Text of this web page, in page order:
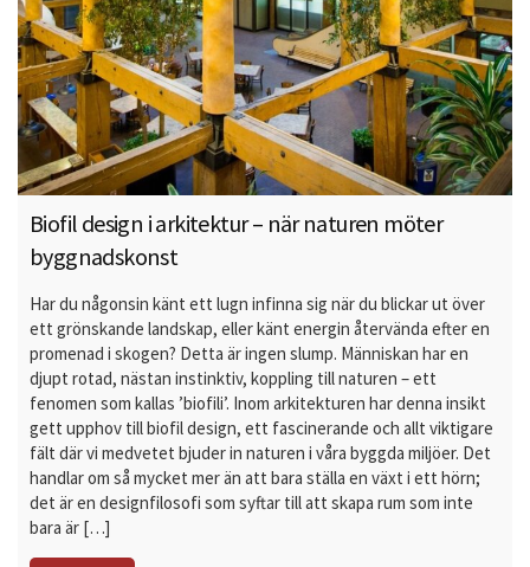
Biofil design i arkitektur – när naturen möter
byggnadskonst
Har du någonsin känt ett lugn infinna sig när du blickar ut över
ett grönskande landskap, eller känt energin återvända efter en
promenad i skogen? Detta är ingen slump. Människan har en
djupt rotad, nästan instinktiv, koppling till naturen – ett
fenomen som kallas ’biofili’. Inom arkitekturen har denna insikt
gett upphov till biofil design, ett fascinerande och allt viktigare
fält där vi medvetet bjuder in naturen i våra byggda miljöer. Det
handlar om så mycket mer än att bara ställa en växt i ett hörn;
det är en designfilosofi som syftar till att skapa rum som inte
bara är […]